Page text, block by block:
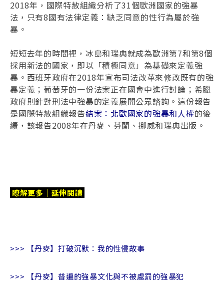
2018年，國際特赦組織分析了31個歐洲國家的強暴
法，只有8國有法律定義：缺乏同意的性行為屬於強
暴。
短短去年的時間裡，冰島和瑞典就成為歐洲第7和第8個
採用新法的國家，即以「積極同意」為基礎來定義強
暴。西班牙政府在2018年宣布司法改革來修改既有的強
暴定義；葡萄牙的一份法案正在國會中進行討論；希臘
政府則針對刑法中強暴的定義展開公眾諮詢。這份報告
是國際特赦組織報告結案：北歐國家的強暴和人權的後
續，該報告2008年在丹麥、芬蘭、挪威和瑞典出版。
瞭解更多｜延伸閱讀
>>> 【丹麥】打破沉默：我的性侵故事
>>> 【丹麥】普遍的強暴文化與不被處罰的強暴犯